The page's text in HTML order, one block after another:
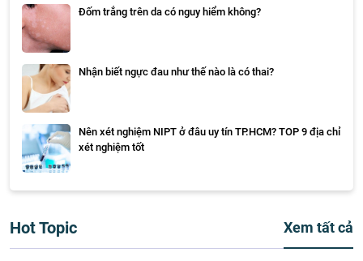
Đốm trắng trên da có nguy hiểm không?
Nhận biết ngực đau như thế nào là có thai?
Nên xét nghiệm NIPT ở đâu uy tín TP.HCM? TOP 9 địa chỉ
xét nghiệm tốt
Hot Topic Xem tất cả